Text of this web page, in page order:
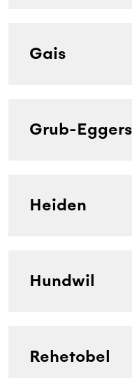
Gais
Grub-
Heiden
Hundwil
Rehetobel